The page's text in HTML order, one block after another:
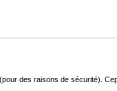
des raisons de sécurité).